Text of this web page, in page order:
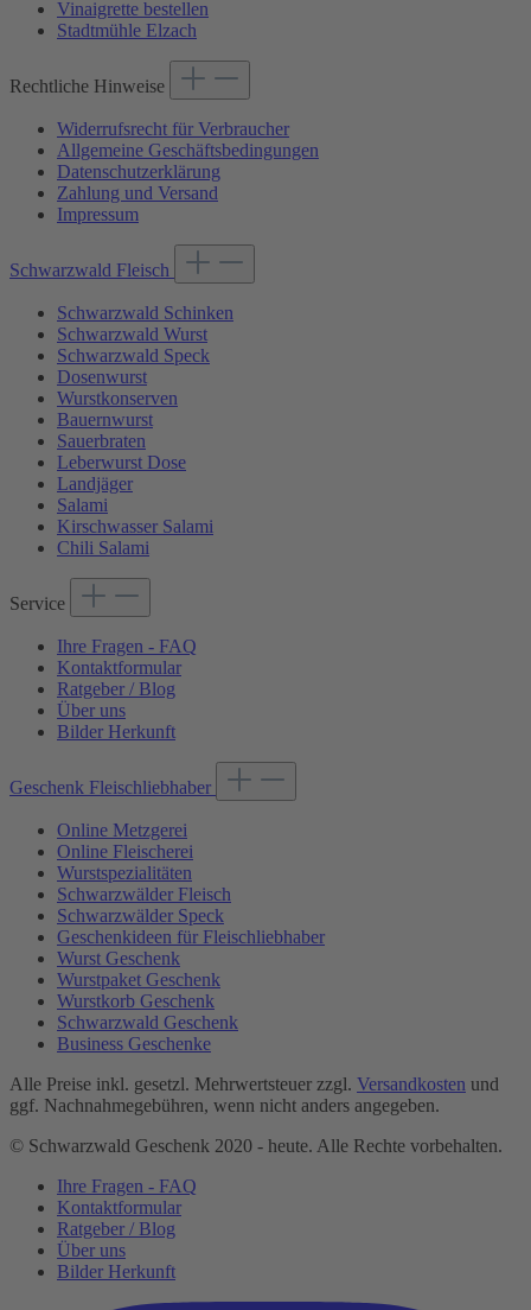
Vinaigrette bestellen
Stadtmühle Elzach
Rechtliche Hinweise
Widerrufsrecht für Verbraucher
Allgemeine Geschäftsbedingungen
Datenschutzerklärung
Zahlung und Versand
Impressum
Schwarzwald Fleisch
Schwarzwald Schinken
Schwarzwald Wurst
Schwarzwald Speck
Dosenwurst
Wurstkonserven
Bauernwurst
Sauerbraten
Leberwurst Dose
Landjäger
Salami
Kirschwasser Salami
Chili Salami
Service
Ihre Fragen - FAQ
Kontaktformular
Ratgeber / Blog
Über uns
Bilder Herkunft
Geschenk Fleischliebhaber
Online Metzgerei
Online Fleischerei
Wurstspezialitäten
Schwarzwälder Fleisch
Schwarzwälder Speck
Geschenkideen für Fleischliebhaber
Wurst Geschenk
Wurstpaket Geschenk
Wurstkorb Geschenk
Schwarzwald Geschenk
Business Geschenke
Alle Preise inkl. gesetzl. Mehrwertsteuer zzgl. Versandkosten und
ggf. Nachnahmegebühren, wenn nicht anders angegeben.
© Schwarzwald Geschenk 2020 - heute. Alle Rechte vorbehalten.
Ihre Fragen - FAQ
Kontaktformular
Ratgeber / Blog
Über uns
Bilder Herkunft